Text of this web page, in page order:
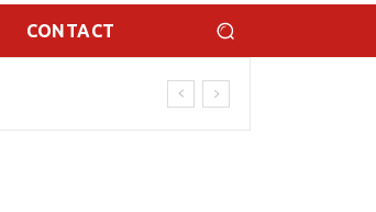
CONTACT